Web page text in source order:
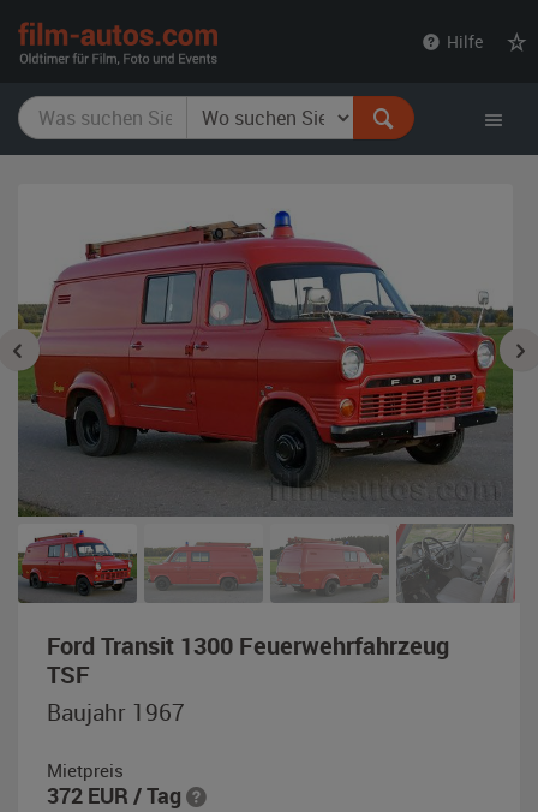
Hilfe
Ford Transit 1300 Feuerwehrfahrzeug
TSF
Baujahr
1967,
rot
Baujahr 1967
Mietpreis
372 EUR / Tag